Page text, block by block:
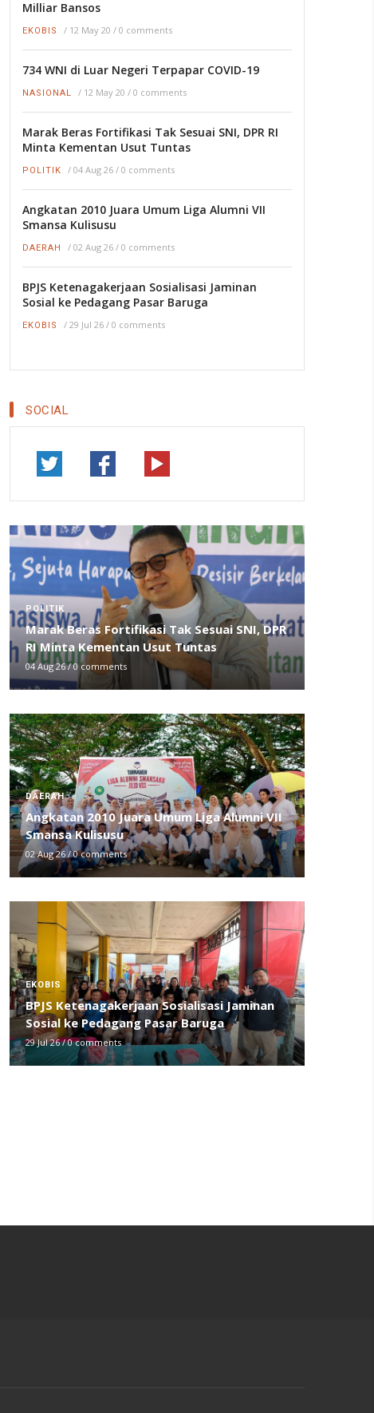
Milliar Bansos
EKOBIS / 12 May 20 / 0 comments
734 WNI di Luar Negeri Terpapar COVID-19
NASIONAL / 12 May 20 / 0 comments
Marak Beras Fortifikasi Tak Sesuai SNI, DPR RI
Minta Kementan Usut Tuntas
POLITIK / 04 Aug 26 / 0 comments
Angkatan 2010 Juara Umum Liga Alumni VII
Smansa Kulisusu
DAERAH / 02 Aug 26 / 0 comments
BPJS Ketenagakerjaan Sosialisasi Jaminan
Sosial ke Pedagang Pasar Baruga
EKOBIS / 29 Jul 26 / 0 comments
SOCIAL
POLITIK
Marak Beras Fortifikasi Tak Sesuai SNI, DPR
RI Minta Kementan Usut Tuntas
04 Aug 26/0 comments
DAERAH
Angkatan 2010 Juara Umum Liga Alumni VII
Smansa Kulisusu
02 Aug 26 /0 comments
EKOBIS
BPJS Ketenagakerjaan Sosialisasi Jaminan
Sosial ke Pedagang Pasar Baruga
29 Jul 26/0 comments